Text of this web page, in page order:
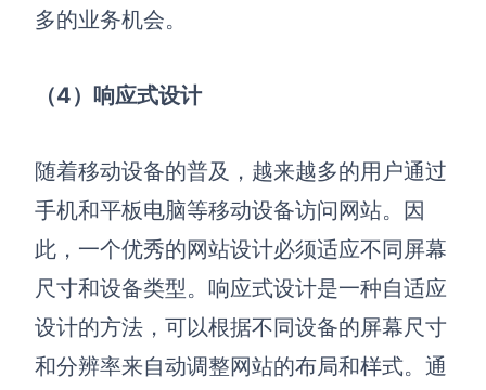
多的业务机会。
（4）响应式设计
随着移动设备的普及，越来越多的用户通过
手机和平板电脑等移动设备访问网站。因
此，一个优秀的网站设计必须适应不同屏幕
尺寸和设备类型。响应式设计是一种自适应
设计的方法，可以根据不同设备的屏幕尺寸
和分辨率来自动调整网站的布局和样式。通